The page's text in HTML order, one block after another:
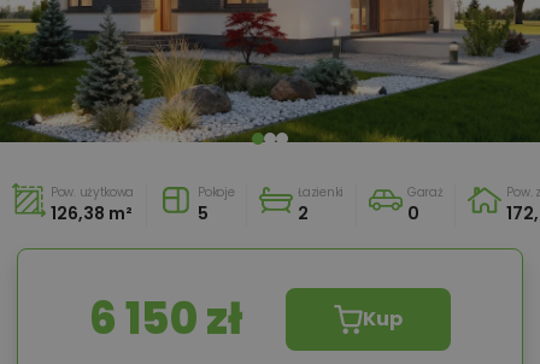
Pow. użytkowa
126,38 m²
Pokoje
5
Łazienki
2
Garaż
0
Pow.
6 150 zł Kup